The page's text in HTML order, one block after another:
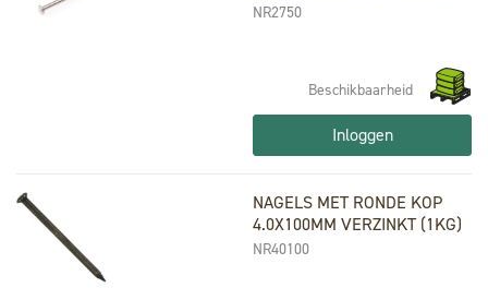
NR2750
Beschikbaarheid
Inloggen
NAGELS MET RONDE KOP
4.0X100MM VERZINKT (1KG)
NR40100